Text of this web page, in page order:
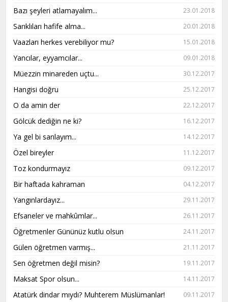
Bazı şeyleri atlamayalım... 23.01.2018
Sarıklıları hafife alma... 20.01.2018
Vaazları herkes verebiliyor mu? 15.01.2018
Yancılar, eyyamcılar... 09.01.2018
Müezzin minareden uçtu... 30.12.2017
Hangisi doğru 25.12.2017
O da amin der 22.12.2017
Gölcük dediğin ne ki? 16.12.2017
Ya gel bi sarılayım... 14.12.2017
Özel bireyler 11.12.2017
Toz kondurmayız 09.12.2017
Bir haftada kahraman 04.12.2017
Yangınlardayız... 29.11.2017
Efsaneler ve mahkûmlar... 26.11.2017
Öğretmenler Gününüz kutlu olsun 24.11.2017
Gülen öğretmen varmış... 21.11.2017
Sen öğretmen değil misin? 19.11.2017
Maksat Spor olsun... 14.11.2017
Atatürk dindar mıydı? Muhterem Müslümanlar! 09.11.2017